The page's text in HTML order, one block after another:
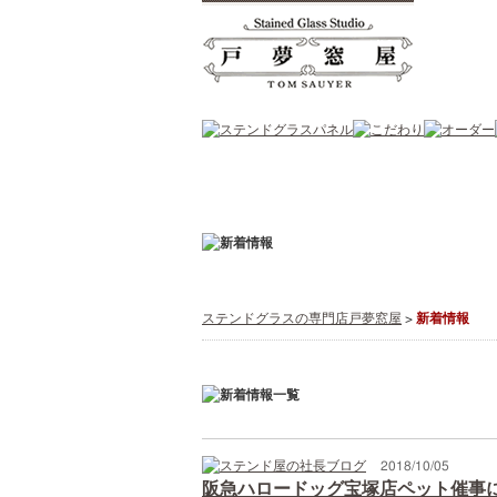
ステンドグラスの専門店戸夢窓屋 > 新着情報
2018/10/05
阪急ハロードッグ宝塚店ペット催事